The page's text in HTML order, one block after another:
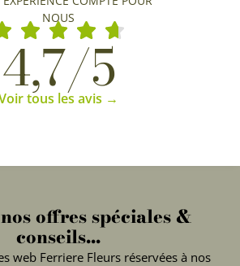
NOUS
4,7/5
tous les avis →
offres spéciales &
conseils...
web Ferriere Fleurs réservées à nos